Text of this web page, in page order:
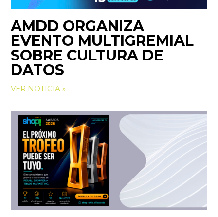
AMDD ORGANIZA
EVENTO MULTIGREMIAL
SOBRE CULTURA DE
DATOS
VER NOTICIA »